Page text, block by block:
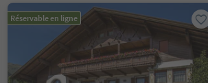
Réservable en ligne